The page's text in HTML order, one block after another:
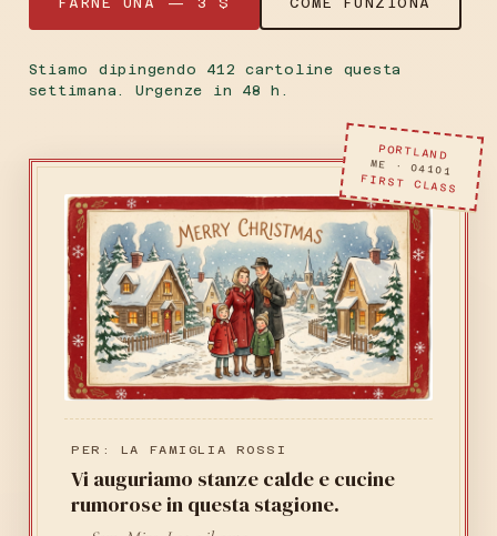
Stiamo dipingendo 412 cartoline questa
settimana. Urgenze in 48 h.
PER: LA FAMIGLIA ROSSI
Vi auguriamo stanze calde e cucine
rumorose in questa stagione.
PORTLAND
ME · 04101
FIRST CLASS